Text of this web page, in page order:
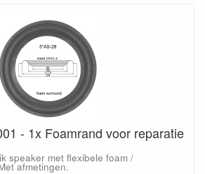
- 1x Foamrand voor reparatie
speaker met flexibele foam /
afmetingen.